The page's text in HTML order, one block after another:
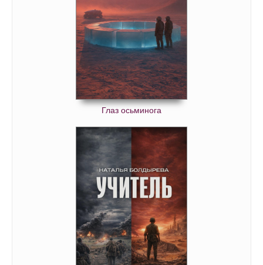
Глаз осьминога